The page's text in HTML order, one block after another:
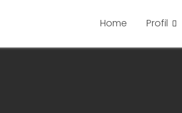
Home Profil